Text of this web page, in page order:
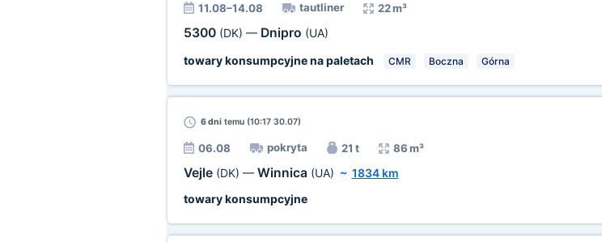
11.08–14.08 tautliner 22 m³
5300 (DK) — Dnipro (UA)
towary konsumpcyjne na paletach
CMR Boczna Górna
6 dnitemu (10:17 30.07)
06.08 pokryta 21 t 86 m³
Vejle (DK) — Winnica (UA) ~ 1834 km
towary konsumpcyjne